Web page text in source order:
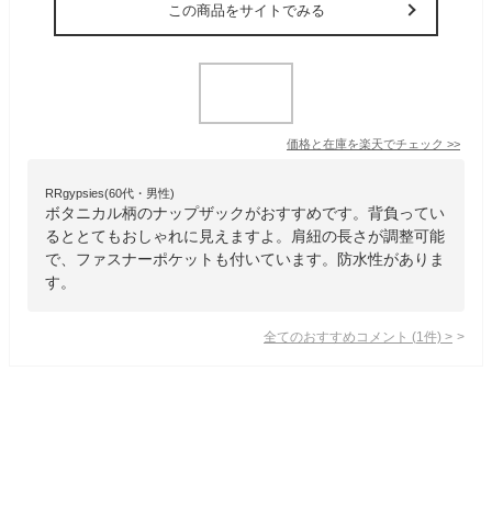
この商品をサイトでみる
価格と在庫を楽天でチェック >>
RRgypsies(60代・男性)
ボタニカル柄のナップザックがおすすめです。背負ってい
るととてもおしゃれに見えますよ。肩紐の長さが調整可能
で、ファスナーポケットも付いています。防水性がありま
す。
全てのおすすめコメント (1 件) >